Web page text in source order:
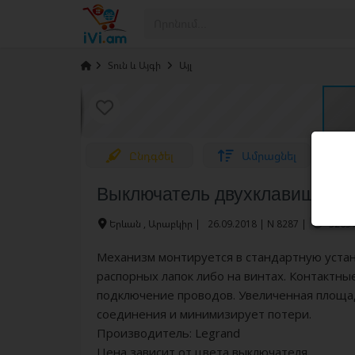
Տուն և Այգի Այլ
Ընդգծել Ամրացնել
Выключатель двухклавишный
Երևան , Արաբկիր | 26.09.2018 | N 8287 | 3263
Механизм монтируется в стандартную
распорных лапок либо на винтах.
подключение проводов. Увеличенная
соединения и минимизирует потери.
Производитель: Legrand
Цена зависит от цвета выключателя.